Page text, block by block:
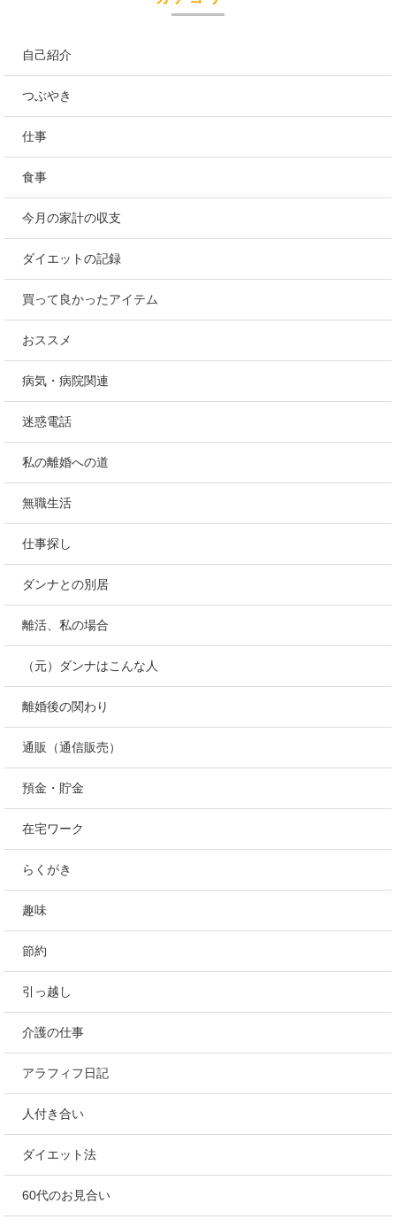
自己紹介
つぶやき
仕事
食事
今月の家計の収支
ダイエットの記録
買って良かったアイテム
おススメ
病気・病院関連
迷惑電話
私の離婚への道
無職生活
仕事探し
ダンナとの別居
離活、私の場合
（元）ダンナはこんな人
離婚後の関わり
通販（通信販売）
預金・貯金
在宅ワーク
らくがき
趣味
節約
引っ越し
介護の仕事
アラフィフ日記
人付き合い
ダイエット法
60代のお見合い